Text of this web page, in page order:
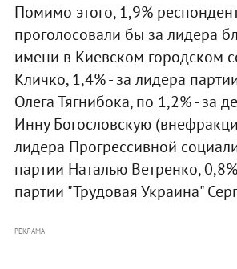
Помимо этого, 1,9%
проголосовали бы за лидера
имени в Киевском городском
Кличко, 1,4% - за лидера
Олега Тягнибока, по 1,2% - за
Инну Богословскую
лидера Прогрессивной
партии Наталью Ветренко,
партии "Трудовая Украина"
РЕКЛАМА